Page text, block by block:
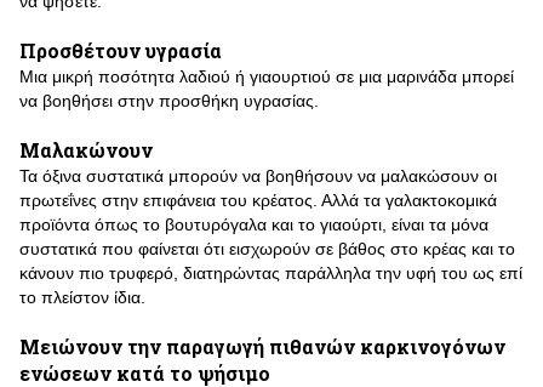
Προσθέτουν υγρασία
Μια μικρή ποσότητα λαδιού ή γιαουρτιού σε μια μαρινάδα μπορεί
να βοηθήσει στην προσθήκη υγρασίας.
Μαλακώνουν
Τα όξινα συστατικά μπορούν να βοηθήσουν να μαλακώσουν οι
πρωτεΐνες στην επιφάνεια του κρέατος. Αλλά τα γαλακτοκομικά
προϊόντα όπως το βουτυρόγαλα και το γιαούρτι, είναι τα μόνα
συστατικά που φαίνεται ότι εισχωρούν σε βάθος στο κρέας και το
κάνουν πιο τρυφερό, διατηρώντας παράλληλα την υφή του ως επί
το πλείστον ίδια.
Μειώνουν την παραγωγή πιθανών καρκινογόνων
ενώσεων κατά το ψήσιμο